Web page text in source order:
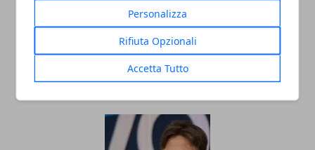
Personalizza
Rifiuta Opzionali
Accetta Tutto
Mara Venier: la regina della domenica è
una nonna tenerissima